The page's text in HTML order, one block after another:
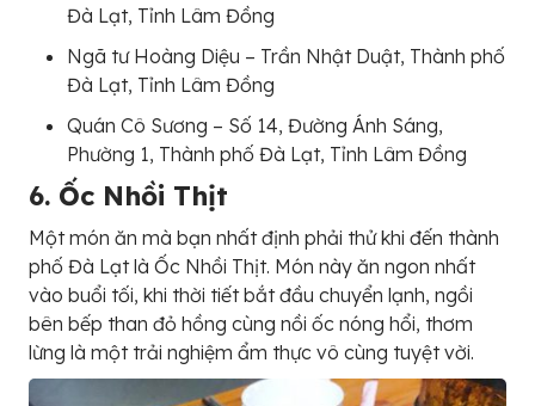
Đà Lạt, Tỉnh Lâm Đồng
Ngã tư Hoàng Diệu – Trần Nhật Duật, Thành phố
Đà Lạt, Tỉnh Lâm Đồng
Quán Cô Sương – Số 14, Đường Ánh Sáng,
Phường 1, Thành phố Đà Lạt, Tỉnh Lâm Đồng
6. Ốc Nhồi Thịt
Một món ăn mà bạn nhất định phải thử khi đến thành
phố Đà Lạt là Ốc Nhồi Thịt. Món này ăn ngon nhất
vào buổi tối, khi thời tiết bắt đầu chuyển lạnh, ngồi
bên bếp than đỏ hồng cùng nồi ốc nóng hổi, thơm
lừng là một trải nghiệm ẩm thực vô cùng tuyệt vời.